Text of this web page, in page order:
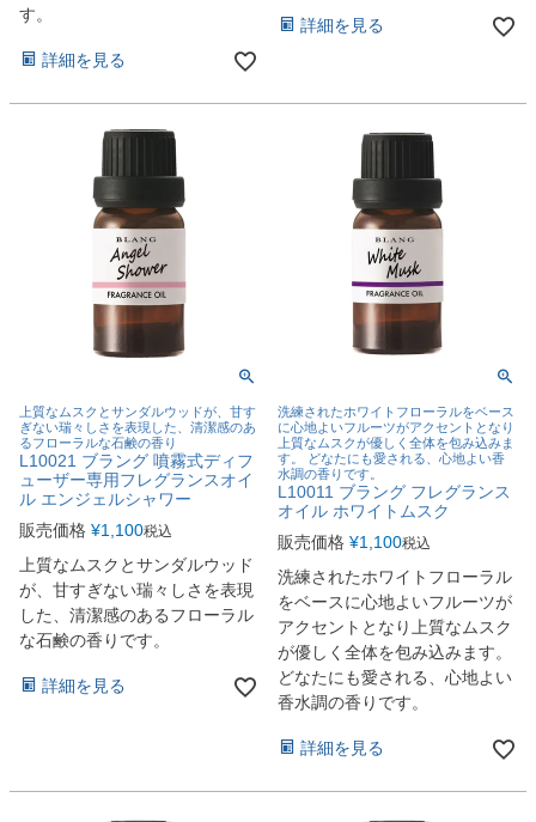
す。
詳細を見る
詳細を見る
上質なムスクとサンダルウッドが、甘す
ぎない瑞々しさを表現した、清潔感のあ
るフローラルな石鹸の香り
L10021 ブラング 噴霧式ディフ
ューザー専用フレグランスオイ
ル エンジェルシャワー
販売価格 ¥1,100税込
上質なムスクとサンダルウッド
が、甘すぎない瑞々しさを表現
した、清潔感のあるフローラル
な石鹸の香りです。
詳細を見る
洗練されたホワイトフローラルをベース
に心地よいフルーツがアクセントとなり
上質なムスクが優しく全体を包み込みま
す。 どなたにも愛される、心地よい香
水調の香りです。
L10011 ブラング フレグランス
オイル ホワイトムスク
販売価格 ¥1,100税込
洗練されたホワイトフローラル
をベースに心地よいフルーツが
アクセントとなり上質なムスク
が優しく全体を包み込みます。
どなたにも愛される、心地よい
香水調の香りです。
詳細を見る